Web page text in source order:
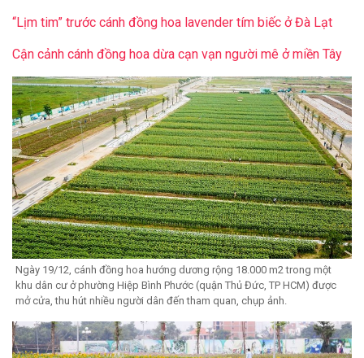
“Lịm tim” trước cánh đồng hoa lavender tím biếc ở Đà Lạt
Cận cảnh cánh đồng hoa dừa cạn vạn người mê ở miền Tây
Ngày 19/12, cánh đồng hoa hướng dương rộng 18.000 m2 trong một
khu dân cư ở phường Hiệp Bình Phước (quận Thủ Đức, TP HCM) được
mở cửa, thu hút nhiều người dân đến tham quan, chụp ảnh.